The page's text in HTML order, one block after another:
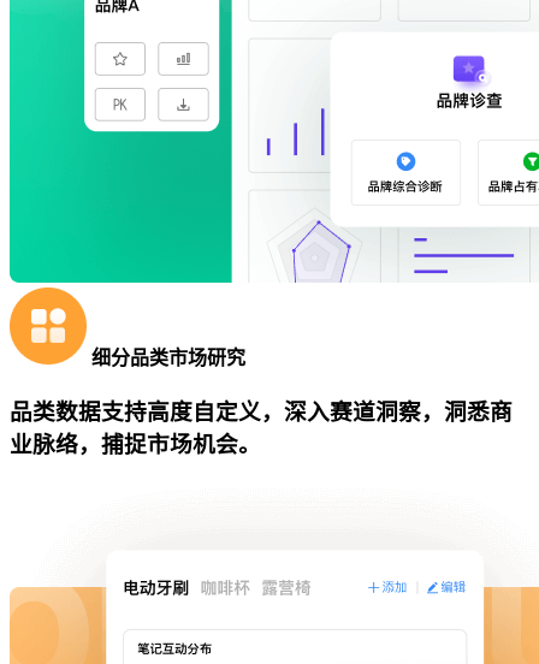
细分品类市场研究
品类数据支持高度自定义，深入赛道洞察，洞悉商
业脉络，捕捉市场机会。